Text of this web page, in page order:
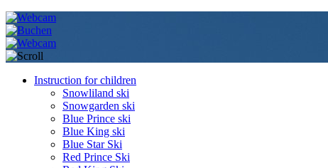
Instruction for children
Snowliland ski
Snowgarden ski
Blue Prince ski
Blue King ski
Blue Star Ski
Red Prince Ski